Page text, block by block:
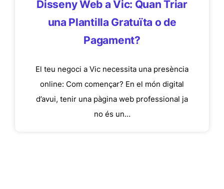
Disseny Web a Vic: Quan Triar
una Plantilla Gratuïta o de
Pagament?
El teu negoci a Vic necessita una presència
online: Com començar? En el món digital
d’avui, tenir una pàgina web professional ja
no és un…